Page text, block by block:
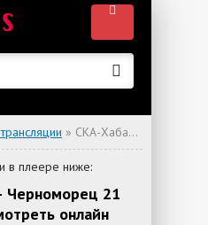
» СКА-Хабаровск — Черноморец
в плеере ниже:
Черноморец 21
онлайн